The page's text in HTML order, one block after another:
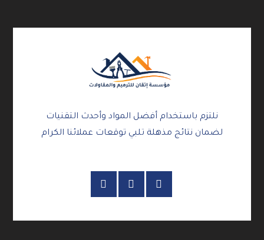
نلتزم باستخدام أفضل المواد وأحدث التقنيات
لضمان نتائج مذهلة تلبي توقعات عملائنا الكرام